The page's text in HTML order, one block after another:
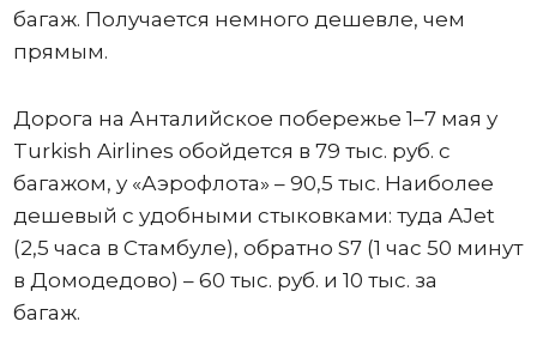
багаж. Получается немного дешевле, чем
прямым.
Дорога на Анталийское побережье 1–7 мая у
Turkish Airlines обойдется в 79 тыс. руб. с
багажом, у «Аэрофлота» – 90,5 тыс. Наиболее
дешевый с удобными стыковками: туда AJet
(2,5 часа в Стамбуле), обратно S7 (1 час 50 минут
в Домодедово) – 60 тыс. руб. и 10 тыс. за
багаж.